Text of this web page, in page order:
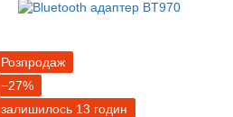
Розпродаж
−27%
залишилось 13 годин